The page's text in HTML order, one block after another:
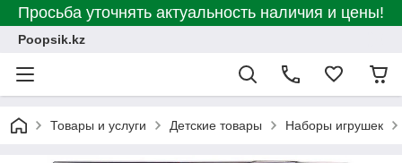
Просьба уточнять актуальность наличия и цены!
Poopsik.kz
Товары и услуги Детские товары Наборы игрушек